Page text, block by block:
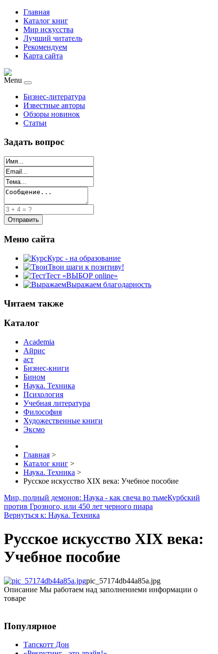
Главная
Каталог книг
Мир искусства
Лучший читатель
Рекомендуем
Карта сайта
Menu
Бизнес-литература
Известные авторы
Обзоры новинок
Статьи
Задать вопрос
Меню сайта
Курс - на образование
Твои шаги к позитиву!
Тест «ВЫБОР online»
Выражаем благодарность
Читаем также
Каталог
Academia
Айрис
аст
Бизнес-книги
Бином
Наука. Техника
Психология
Учебная литература
Философия
Художественные книги
Эксмо
Главная >
Каталог книг >
Наука. Техника >
Русское искусство XIX века: Учебное пособие
Мир, полный демонов: Наука - как свеча во тьмеКурбский
против Грозного, или 450 лет черного пиара
Вернуться к: Наука. Техника
Русское искусство XIX века:
Учебное пособие
pic_57174db44a85a.jpg
Описание Мы работаем над заполнениеми информации о
товаре
Популярное
Тапскотт Дон